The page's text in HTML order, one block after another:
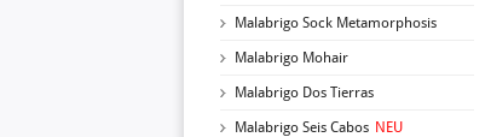
Malabrigo Sock Metamorphosis
Malabrigo Mohair
Malabrigo Dos Tierras
Malabrigo Seis Cabos NEU